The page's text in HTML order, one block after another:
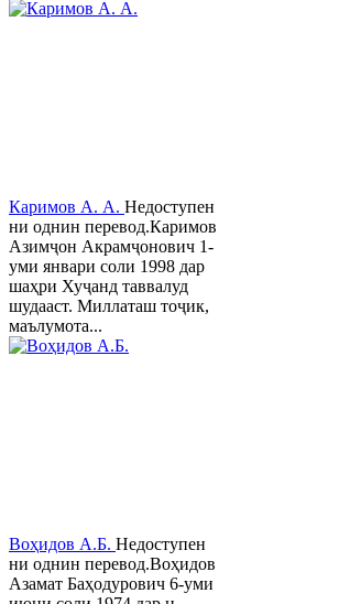
Каримов А. А. Недоступен
ни однин перевод.Каримов
Азимҷон Акрамҷонович 1-
уми январи соли 1998 дар
шаҳри Хуҷанд таввалуд
шудааст. Миллаташ тоҷик,
маълумота...
Воҳидов А.Б. Недоступен
ни однин перевод.Воҳидов
Азамат Баҳодурович 6-уми